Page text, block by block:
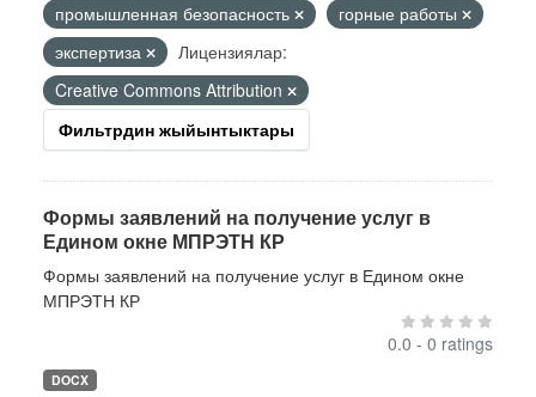
промышленная безопасность
горные работы
экспертиза
Лицензиялар:
Creative Commons Attribution
Фильтрдин жыйынтыктары
Формы заявлений на получение услуг в
Едином окне МПРЭТН КР
Формы заявлений на получение услуг в Едином окне
МПРЭТН КР
0.0 - 0 ratings
DOCX